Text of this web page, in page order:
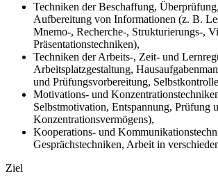
Techniken der Beschaffung,
Aufbereitung von Informationen (z. B.
Mnemo-, Recherche-, Strukturierungs-,
Präsentationstechniken),
Techniken der Arbeits-, Zeit- und
Arbeitsplatzgestaltung,
und Prüfungsvorbereitung,
Motivations- und
Selbstmotivation, Entspannung, Prüfung
Konzentrationsvermögens),
Kooperations- und
Gesprächstechniken, Arbeit in
Ziel